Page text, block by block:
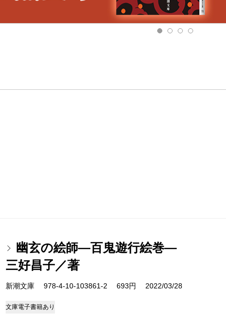
幽玄の絵師―百鬼遊行絵巻―
三好昌子／著
新潮文庫 978-4-10-103861-2 693円 2022/03/28
文庫電子書籍あり